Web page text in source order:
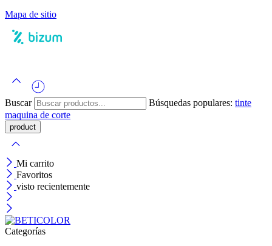
Mapa de sitio
Buscar Búsquedas populares: tinte
maquina de corte
Mi carrito
Favoritos
visto recientemente
Categorías